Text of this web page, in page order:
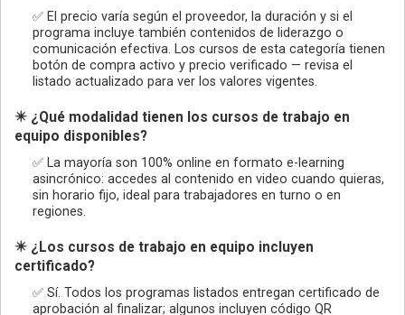
✅ El precio varía según el proveedor, la duración y si el
programa incluye también contenidos de liderazgo o
comunicación efectiva. Los cursos de esta categoría tienen
botón de compra activo y precio verificado — revisa el
listado actualizado para ver los valores vigentes.
✴️ ¿Qué modalidad tienen los cursos de trabajo en
equipo disponibles?
✅ La mayoría son 100% online en formato e-learning
asincrónico: accedes al contenido en video cuando quieras,
sin horario fijo, ideal para trabajadores en turno o en
regiones.
✴️ ¿Los cursos de trabajo en equipo incluyen
certificado?
✅ Sí. Todos los programas listados entregan certificado de
aprobación al finalizar; algunos incluyen código QR